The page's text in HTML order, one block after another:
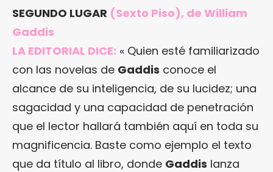
SEGUNDO LUGAR (Sexto Piso), de William
Gaddis
LA EDITORIAL DICE: « Quien esté familiarizado
con las novelas de Gaddis conoce el
alcance de su inteligencia, de su lucidez; una
sagacidad y una capacidad de penetración
que el lector hallará también aquí en toda su
magnificencia. Baste como ejemplo el texto
que da título al libro, donde Gaddis lanza